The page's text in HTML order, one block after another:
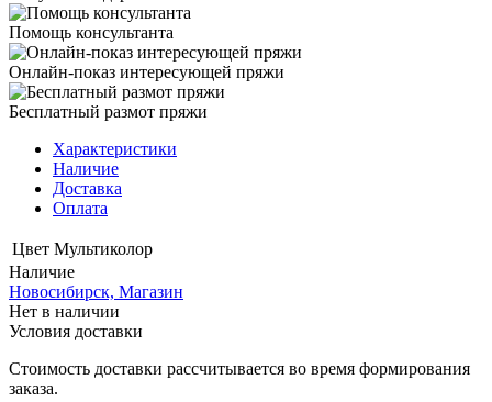
Помощь консультанта
Онлайн-показ интересующей пряжи
Бесплатный размот пряжи
Характеристики
Наличие
Доставка
Оплата
Цвет Мультиколор
Наличие
Новосибирск, Магазин
Нет в наличии
Условия доставки
Стоимость доставки рассчитывается во время формирования
заказа.